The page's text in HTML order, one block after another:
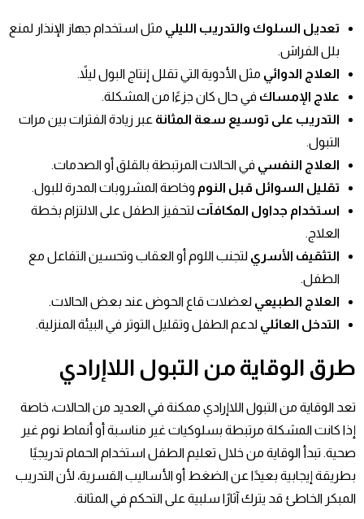
تعديل السلوك والتدريب الليلي مثل استخدام جهاز الإنذار لمنع
بلل الفراش.
العلاج الدوائي مثل الأدوية التي تقلل إنتاج البول ليلاً.
علاج الإمساك في حال كان جزءًا من المشكلة.
التدريب على توسيع سعة المثانة عبر زيادة الفترات بين مرات
التبول.
العلاج النفسي في الحالات المرتبطة بالقلق أو الصدمات.
تقليل السوائل قبل النوم وخاصة المشروبات المدرة للبول.
استخدام جداول المكافآت لتحفيز الطفل على الالتزام بخطة
العلاج.
التثقيف الأسري لتجنب اللوم أو العقاب وتحسين التفاعل مع
الطفل.
العلاج الطبيعي لعضلات قاع الحوض عند بعض الحالات.
التدخل العائلي لدعم الطفل وتقليل التوتر في البيئة المنزلية.
طرق الوقاية من التبول اللاإرادي
تعد الوقاية من التبول اللاإرادي ممكنة في العديد من الحالات، خاصة
إذا كانت المشكلة مرتبطة بسلوكيات غير مناسبة أو أنماط نوم غير
صحية. تبدأ الوقاية من خلال تعليم الطفل استخدام الحمام تدريجيًا
بطريقة إيجابية بعيدًا عن الضغط أو الأساليب القسرية، لأن التدريب
المبكر الخاطئ قد يترك آثارًا سلبية على التحكم في المثانة.